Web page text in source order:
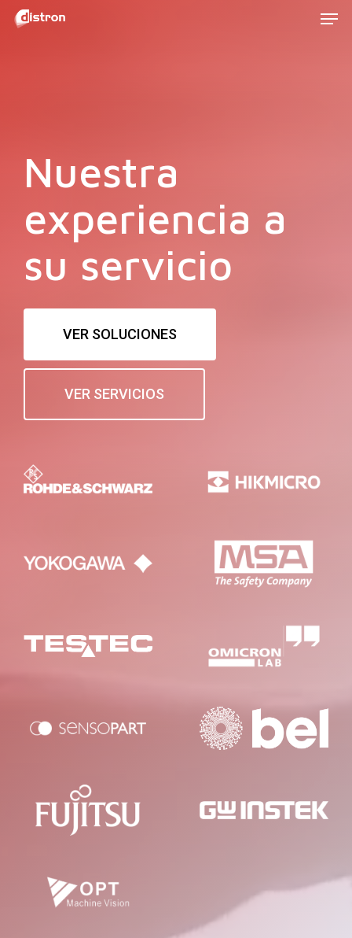
Skip
Nuestra
experiencia a
su servicio
VER SOLUCIONES
VER SERVICIOS